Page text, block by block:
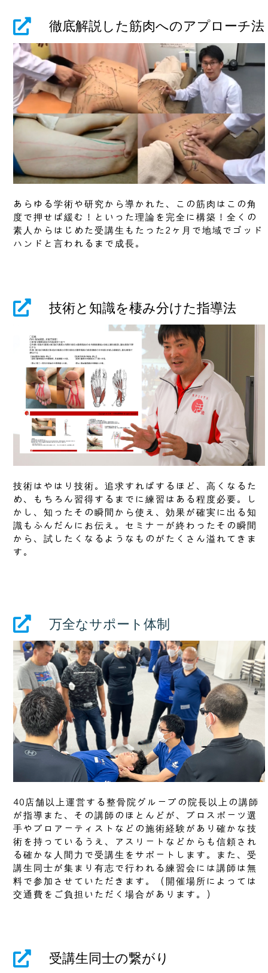
徹底解説した筋肉へのアプローチ法
あらゆる学術や研究から導かれた、この筋肉はこの角
度で押せば緩む！といった理論を完全に構築！全くの
素人からはじめた受講生もたった2ヶ月で地域でゴッド
ハンドと言われるまで成長。
技術と知識を棲み分けた指導法
技術はやはり技術。追求すればするほど、高くなるた
め、もちろん習得するまでに練習はある程度必要。し
かし、知ったその瞬間から使え、効果が確実に出る知
識もふんだんにお伝え。セミナーが終わったその瞬間
から、試したくなるようなものがたくさん溢れてきま
す。
万全なサポート体制
40店舗以上運営する整骨院グループの院長以上の講師
が指導また、その講師のほとんどが、プロスポーツ選
手やプロアーティストなどの施術経験があり確かな技
術を持っているうえ、アスリートなどからも信頼され
る確かな人間力で受講生をサポートします。また、受
講生同士が集まり有志で行われる練習会には講師は無
料で参加させていただきます。（開催場所によっては
交通費をご負担いただく場合があります。）
受講生同士の繋がり